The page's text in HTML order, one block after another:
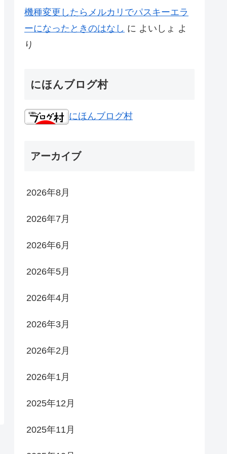
機種変更したらメルカリでパスキーエラ
ーになったときのはなし に よいしょ よ
り
にほんブログ村
にほんブログ村
アーカイブ
2026年8月
2026年7月
2026年6月
2026年5月
2026年4月
2026年3月
2026年2月
2026年1月
2025年12月
2025年11月